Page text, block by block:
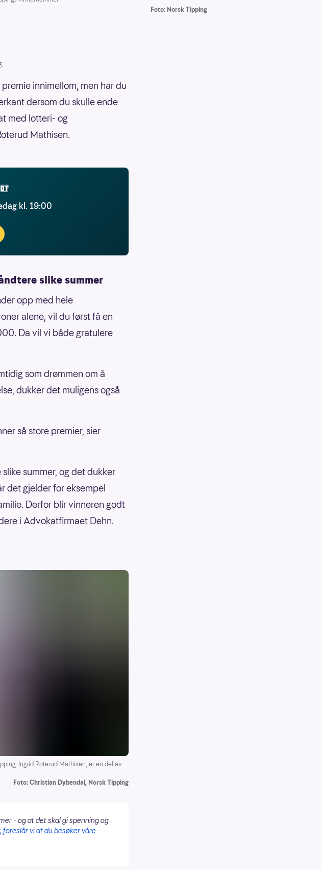
Foto: Norsk Tipping
innimellom, men har du
dersom du skulle ende
med lotteri- og
Mathisen.
kl. 19:00
slike summer
opp med hele
alene, vil du først få en
Da vil vi både gratulere
som drømmen om å
dukker det muligens også
så store premier, sier
summer, og det dukker
det gjelder for eksempel
Derfor blir vinneren godt
i Advokatfirmaet Dehn.
Ingrid Roterud Mathisen, er en del av
Foto: Christian Dybendal, Norsk Tipping
- og at det skal gi spenning og
vi at du besøker våre